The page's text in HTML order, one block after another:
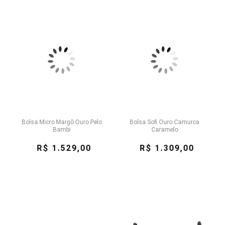
Bolsa Micro Margô Ouro Pelo
Bambi
R$ 1.529,00
Bolsa Sofi Ouro Camurca
Caramelo
R$ 1.309,00